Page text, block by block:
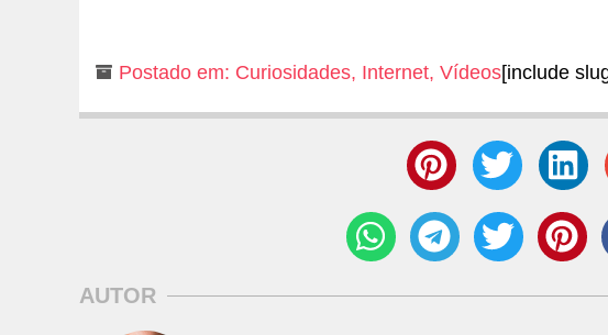
Postado em: Curiosidades, Internet, Vídeos[include
AUTOR